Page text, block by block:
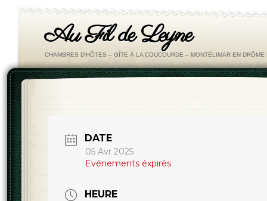
Au Fil de Leyne
CHAMBRES D'HÔTES – GÎTE À LA COUCOURDE – MONTÉLIMAR EN DRÔME
DATE
05 Avr 2025
Evénements éxpirés
HEURE